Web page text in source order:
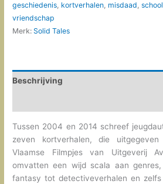
geschiedenis, kortverhalen, misdaad,school
vriendschap
Merk:Solid Tales
Beschrijving
Tussen 2004 en 2014 schreef
zeven kortverhalen, die
Vlaamse Filmpjes van Uitgeverij
omvatten een wijd scala aan
fantasy tot detectiveverhalen en